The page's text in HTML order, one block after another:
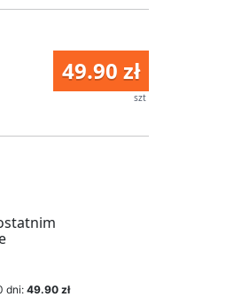
49.90 zł
szt
dni: 49.90 zł